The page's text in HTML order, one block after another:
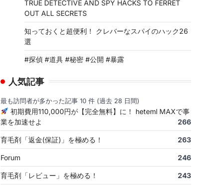
TRUE DETECTIVE AND SPY HACKS TO FERRET
OUT ALL SECRETS
知っておくと超便利！ クレバーなスパイのハック26
選
#探偵 #道具 #秘密 #公開 #暴露
人気記事
最も訪問者が多かった記事 10 件 (過去 28 日間)
初期費用110,000円が【完全無料】に！ heteml MAXで事
業を加速せよ
266
育毛剤「返金(保証)」を極める！ 263
Forum 246
育毛剤「レビュー」を極める！ 243